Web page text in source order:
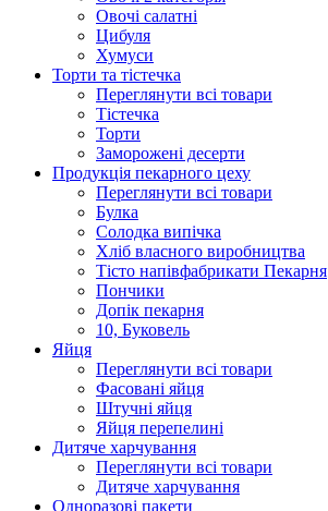
Овочі салатні
Цибуля
Хумуси
Торти та тістечка
Переглянути всі товари
Тістечка
Торти
Заморожені десерти
Продукцiя пекарного цеху
Переглянути всі товари
Булка
Солодка випiчка
Хлiб власного виробництва
Тiсто напiвфабрикати Пекарня
Пончики
Допік пекарня
10, Буковель
Яйця
Переглянути всі товари
Фасовані яйця
Штучні яйця
Яйця перепелині
Дитяче харчування
Переглянути всі товари
Дитяче харчування
Одноразові пакети